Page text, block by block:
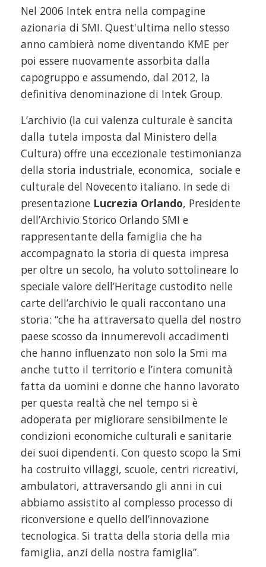
Nel 2006 Intek entra nella compagine
azionaria di SMI. Quest'ultima nello stesso
anno cambierà nome diventando KME per
poi essere nuovamente assorbita dalla
capogruppo e assumendo, dal 2012, la
definitiva denominazione di Intek Group.
L’archivio (la cui valenza culturale è sancita
dalla tutela imposta dal Ministero della
Cultura) offre una eccezionale testimonianza
della storia industriale, economica, sociale e
culturale del Novecento italiano. In sede di
presentazione Lucrezia Orlando, Presidente
dell’Archivio Storico Orlando SMI e
rappresentante della famiglia che ha
accompagnato la storia di questa impresa
per oltre un secolo, ha voluto sottolineare lo
speciale valore dell’Heritage custodito nelle
carte dell’archivio le quali raccontano una
storia: “che ha attraversato quella del nostro
paese scosso da innumerevoli accadimenti
che hanno influenzato non solo la Smi ma
anche tutto il territorio e l’intera comunità
fatta da uomini e donne che hanno lavorato
per questa realtà che nel tempo si è
adoperata per migliorare sensibilmente le
condizioni economiche culturali e sanitarie
dei suoi dipendenti. Con questo scopo la Smi
ha costruito villaggi, scuole, centri ricreativi,
ambulatori, attraversando gli anni in cui
abbiamo assistito al complesso processo di
riconversione e quello dell’innovazione
tecnologica. Si tratta della storia della mia
famiglia, anzi della nostra famiglia”.